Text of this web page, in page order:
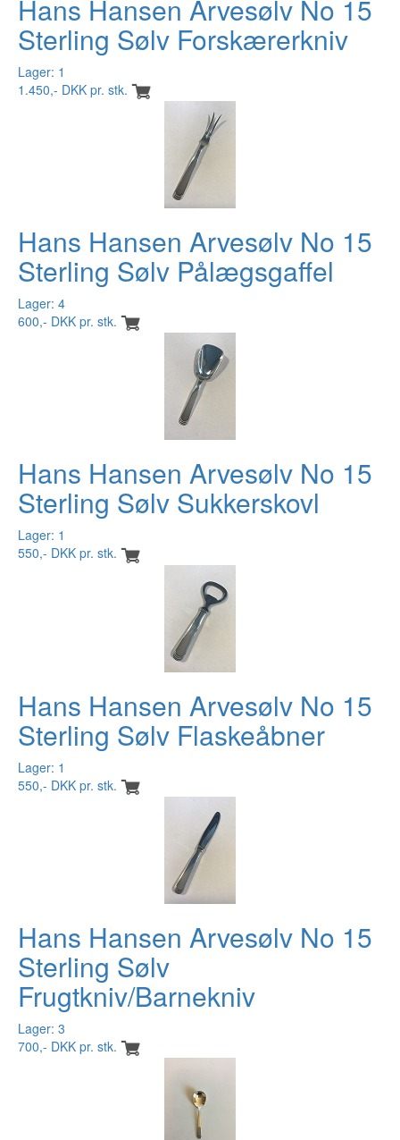
Hans Hansen Arvesølv No 15
Sterling Sølv Forskærerkniv
Lager: 1
1.450,- DKK pr. stk.
Hans Hansen Arvesølv No 15
Sterling Sølv Pålægsgaffel
Lager: 4
600,- DKK pr. stk.
Hans Hansen Arvesølv No 15
Sterling Sølv Sukkerskovl
Lager: 1
550,- DKK pr. stk.
Hans Hansen Arvesølv No 15
Sterling Sølv Flaskeåbner
Lager: 1
550,- DKK pr. stk.
Hans Hansen Arvesølv No 15
Sterling Sølv
Frugtkniv/Barnekniv
Lager: 3
700,- DKK pr. stk.